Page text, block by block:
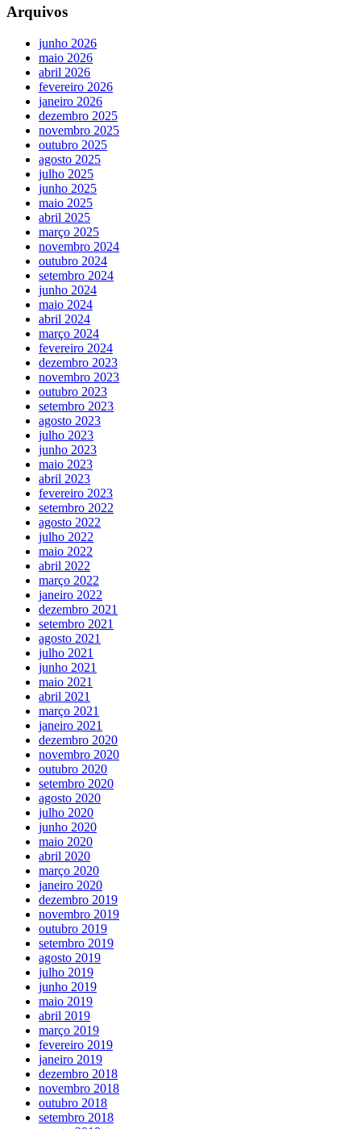
Arquivos
junho 2026
maio 2026
abril 2026
fevereiro 2026
janeiro 2026
dezembro 2025
novembro 2025
outubro 2025
agosto 2025
julho 2025
junho 2025
maio 2025
abril 2025
março 2025
novembro 2024
outubro 2024
setembro 2024
junho 2024
maio 2024
abril 2024
março 2024
fevereiro 2024
dezembro 2023
novembro 2023
outubro 2023
setembro 2023
agosto 2023
julho 2023
junho 2023
maio 2023
abril 2023
fevereiro 2023
setembro 2022
agosto 2022
julho 2022
maio 2022
abril 2022
março 2022
janeiro 2022
dezembro 2021
setembro 2021
agosto 2021
julho 2021
junho 2021
maio 2021
abril 2021
março 2021
janeiro 2021
dezembro 2020
novembro 2020
outubro 2020
setembro 2020
agosto 2020
julho 2020
junho 2020
maio 2020
abril 2020
março 2020
janeiro 2020
dezembro 2019
novembro 2019
outubro 2019
setembro 2019
agosto 2019
julho 2019
junho 2019
maio 2019
abril 2019
março 2019
fevereiro 2019
janeiro 2019
dezembro 2018
novembro 2018
outubro 2018
setembro 2018